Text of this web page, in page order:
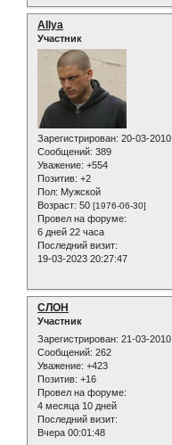
AIlya
Участник
Зарегистрирован: 20-03-2010
Сообщений: 389
Уважение: +554
Позитив: +2
Пол: Мужской
Возраст: 50 [1976-06-30]
Провел на форуме:
6 дней 22 часа
Последний визит:
19-03-2023 20:27:47
СЛОН
Участник
Зарегистрирован: 21-03-2010
Сообщений: 262
Уважение: +423
Позитив: +16
Провел на форуме:
4 месяца 10 дней
Последний визит:
Вчера 00:01:48